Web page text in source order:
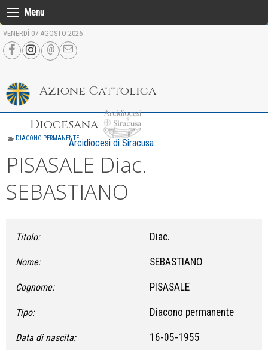
Skip
to
content
Menu
VENERDÌ 07 AGOSTO 2026
Azione Cattolica
Diocesana
Arcidiocesi di Siracusa
DIACONO PERMANENTE
PISASALE Diac.
SEBASTIANO
Titolo: Diac.
Nome: SEBASTIANO
Cognome: PISASALE
Tipo: Diacono permanente
Data di nascita: 16-05-1955